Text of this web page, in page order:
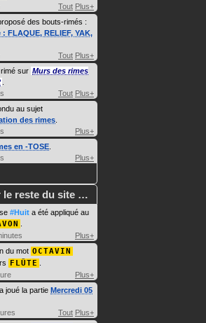
Tout Plus+
des bouts-rimés :
FLAQUE, RELIEF, YAK,
Tout Plus+
sur Murs des rimes
Tout Plus+
au sujet
des rimes
Plus+
en -TOSE
Plus+
le reste du site …
#Huit a été appliqué au
Plus+
du mot OCTAVIN
FLÛTE
Plus+
a joué la partie Mercredi 05
Tout Plus+